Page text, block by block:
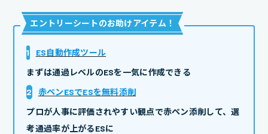
エントリーシートのお助けアイテム ！
1
ES自動作成ツール
まずは通過レベルのESを一気に作成できる
2
赤ペンESでESを無料添削
プロが人事に評価されやすい観点で赤ペン添削して、選
考通過率が上がるESに